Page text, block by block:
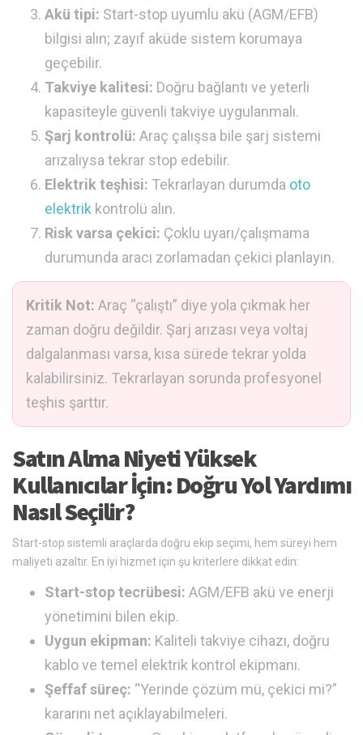
Akü tipi: Start-stop uyumlu akü (AGM/EFB)
bilgisi alın; zayıf aküde sistem korumaya
geçebilir.
Takviye kalitesi: Doğru bağlantı ve yeterli
kapasiteyle güvenli takviye uygulanmalı.
Şarj kontrolü: Araç çalışsa bile şarj sistemi
arızalıysa tekrar stop edebilir.
Elektrik teşhisi: Tekrarlayan durumda oto
elektrik kontrolü alın.
Risk varsa çekici: Çoklu uyarı/çalışmama
durumunda aracı zorlamadan çekici planlayın.
Kritik Not: Araç “çalıştı” diye yola çıkmak her
zaman doğru değildir. Şarj arızası veya voltaj
dalgalanması varsa, kısa sürede tekrar yolda
kalabilirsiniz. Tekrarlayan sorunda profesyonel
teşhis şarttır.
Satın Alma Niyeti Yüksek
Kullanıcılar İçin: Doğru Yol Yardımı
Nasıl Seçilir?
Start-stop sistemli araçlarda doğru ekip seçimi, hem süreyi hem
maliyeti azaltır. En iyi hizmet için şu kriterlere dikkat edin:
Start-stop tecrübesi: AGM/EFB akü ve enerji
yönetimini bilen ekip.
Uygun ekipman: Kaliteli takviye cihazı, doğru
kablo ve temel elektrik kontrol ekipmanı.
Şeffaf süreç: “Yerinde çözüm mü, çekici mi?”
kararını net açıklayabilmeleri.